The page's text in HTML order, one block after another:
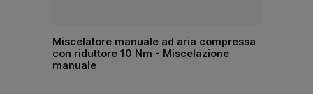
Miscelatore manuale ad aria compressa
con riduttore 10 Nm - Miscelazione
manuale